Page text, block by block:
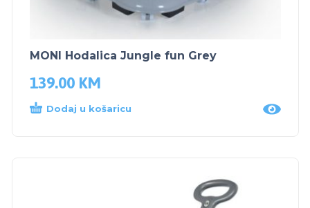
MONI Hodalica Jungle fun Grey
139.00 KM
Dodaj u košaricu